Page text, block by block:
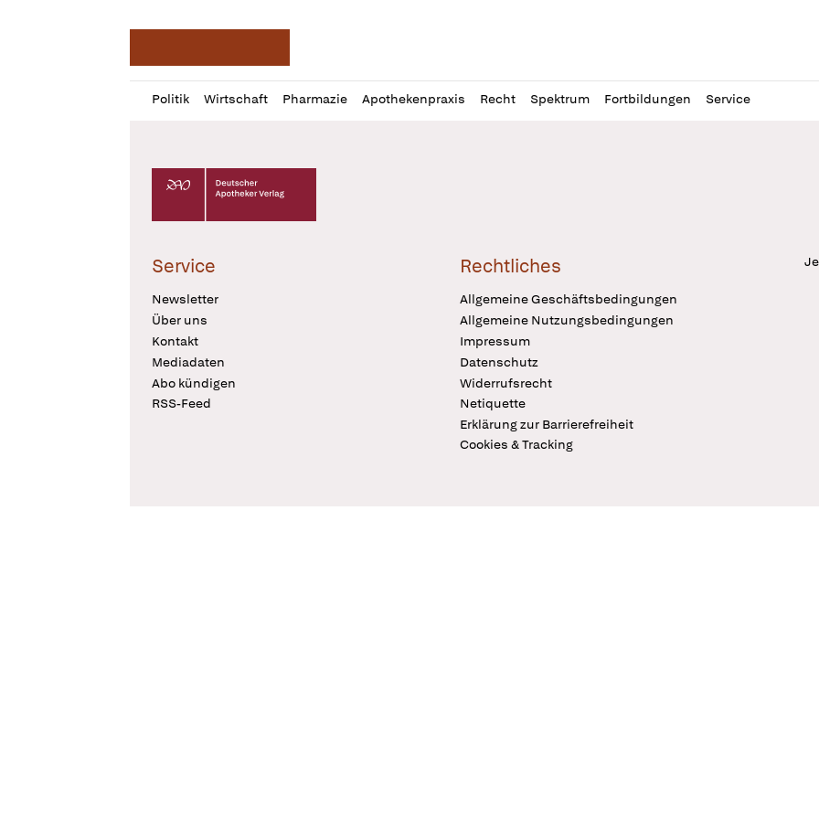
Politik Wirtschaft Pharmazie Apothekenpraxis Recht Spektrum Fortbildungen Service
Profil
öffnen
Daz
Pur
Deutscher Apotheker Verlag Logo
Service
Newsletter
Über uns
Kontakt
Mediadaten
Abo kündigen
RSS-Feed
Rechtliches
Allgemeine Geschäftsbedingungen
Allgemeine Nutzungsbedingungen
Impressum
Datenschutz
Widerrufsrecht
Netiquette
Erklärung zur Barrierefreiheit
Cookies & Tracking